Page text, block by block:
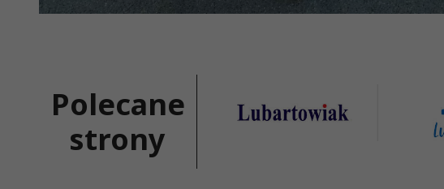
Polecane
strony